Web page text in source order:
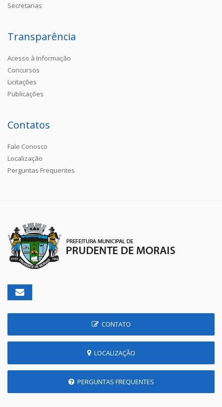
Secretarias
Transparência
Acesso à Informação
Concursos
Licitações
Publicações
Contatos
Fale Conosco
Localização
Perguntas Frequentes
CONTATO
LOCALIZAÇÃO
PERGUNTAS FREQUENTES